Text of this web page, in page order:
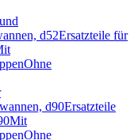
d52Ersatzteile für
Ohne
d90Ersatzteile
Mit
Ohne